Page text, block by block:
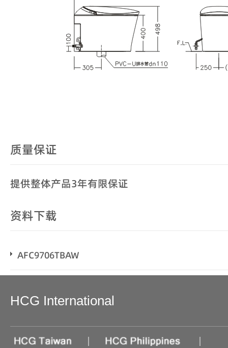
质量保证
提供整体产品3年有限保证
资料下载
AFC9706TBAW
HCG International
| |